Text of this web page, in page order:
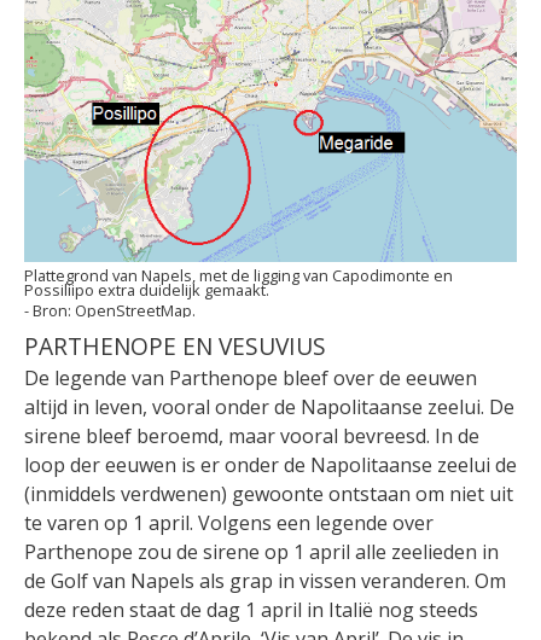
Plattegrond van Napels, met de ligging van Capodimonte en
Possiliipo extra duidelijk gemaakt.
OpenStreetMap.
PARTHENOPE EN VESUVIUS
De legende van Parthenope bleef over de eeuwen
altijd in leven, vooral onder de Napolitaanse zeelui. De
sirene bleef beroemd, maar vooral bevreesd. In de
loop der eeuwen is er onder de Napolitaanse zeelui de
(inmiddels verdwenen) gewoonte ontstaan om niet uit
te varen op 1 april. Volgens een legende over
Parthenope zou de sirene op 1 april alle zeelieden in
de Golf van Napels als grap in vissen veranderen. Om
deze reden staat de dag 1 april in Italië nog steeds